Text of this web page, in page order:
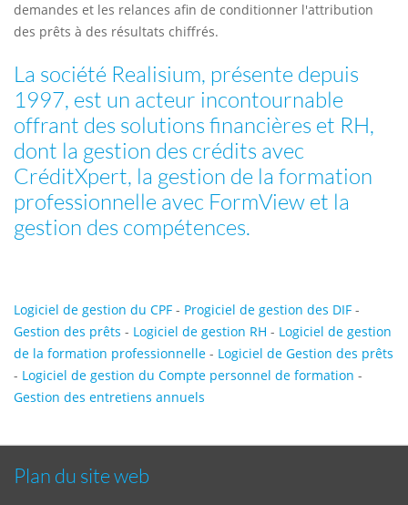
demandes et les relances afin de conditionner l'attribution
des prêts à des résultats chiffrés.
La société Realisium, présente depuis
1997, est un acteur incontournable
offrant des solutions financières et RH,
dont la gestion des crédits avec
CréditXpert, la gestion de la formation
professionnelle avec FormView et la
gestion des compétences.
Logiciel de gestion du CPF - Progiciel de gestion des DIF -
Gestion des prêts - Logiciel de gestion RH - Logiciel de gestion
de la formation professionnelle - Logiciel de Gestion des prêts
- Logiciel de gestion du Compte personnel de formation -
Gestion des entretiens annuels
Plan du site web